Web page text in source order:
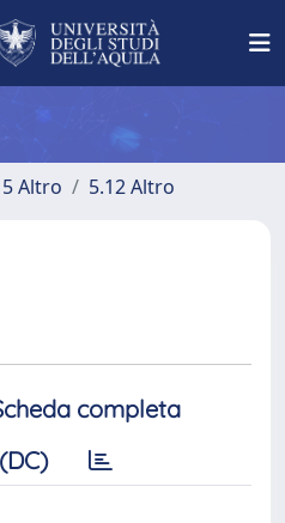
5 Altro 5.12 Altro
completa